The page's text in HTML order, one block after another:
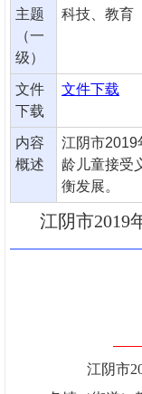
主题
（一
级）
科技、教育
文件
下载
文件下载
内容
概述
江阴市2019
龄儿童接受
衡发展。
江阴市2019
江阴市